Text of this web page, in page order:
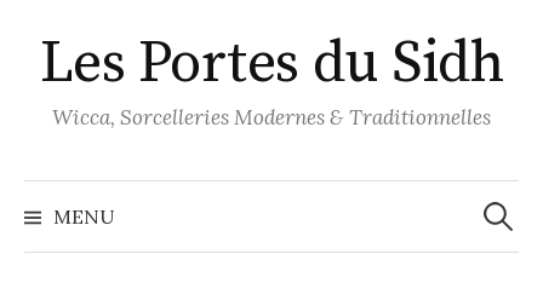
au
contenu
Les Portes du Sidh
Wicca, Sorcelleries Modernes & Traditionnelles
MENU